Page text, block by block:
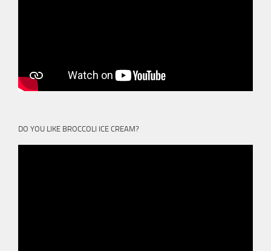
DO YOU LIKE BROCCOLI ICE CREAM?